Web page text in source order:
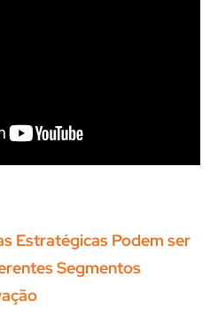
Estratégicas Podem ser
Segmentos